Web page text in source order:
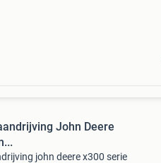
John Deere
john deere x300 serie